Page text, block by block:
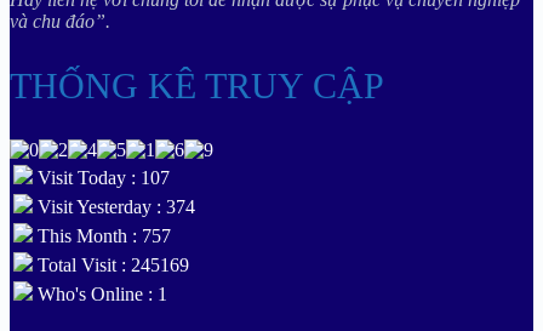
và chu đáo”.
THỐNG KÊ TRUY CẬP
Visit Today : 107
Visit Yesterday : 374
This Month : 757
Total Visit : 245169
Who's Online : 1